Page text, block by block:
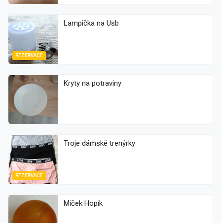
REZERVACE
Lampička na Usb
Kryty na potraviny
REZERVACE
Troje dámské trenýrky
Míček Hopík